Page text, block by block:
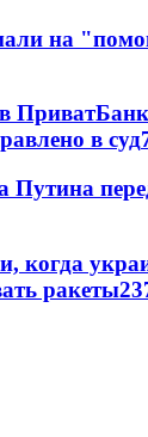
на
в суд
Путина
когда
ракеты